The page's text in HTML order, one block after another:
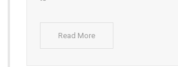
Read More